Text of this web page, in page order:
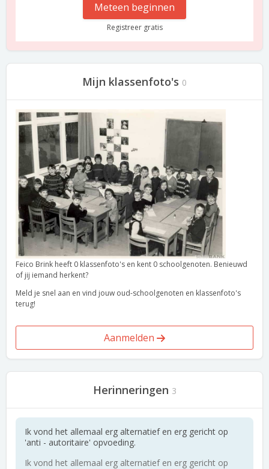
Meteen beginnen
Registreer gratis
Mijn klassenfoto's 0
Feico Brink heeft 0 klassenfoto's en kent 0 schoolgenoten. Benieuwd
of jij iemand herkent?
Meld je snel aan en vind jouw oud-schoolgenoten en klassenfoto's
terug!
Aanmelden
Herinneringen 3
Ik vond het allemaal erg alternatief en erg gericht op
'anti - autoritaire' opvoeding.
Ik vond het allemaal erg alternatief en erg gericht op